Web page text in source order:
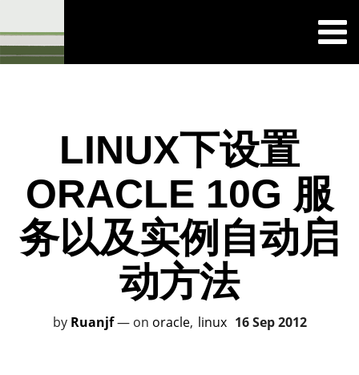
LINUX下设置
ORACLE 10G 服
务以及实例自动启
动方法
by Ruanjf— on oracle linux 16 Sep 2012